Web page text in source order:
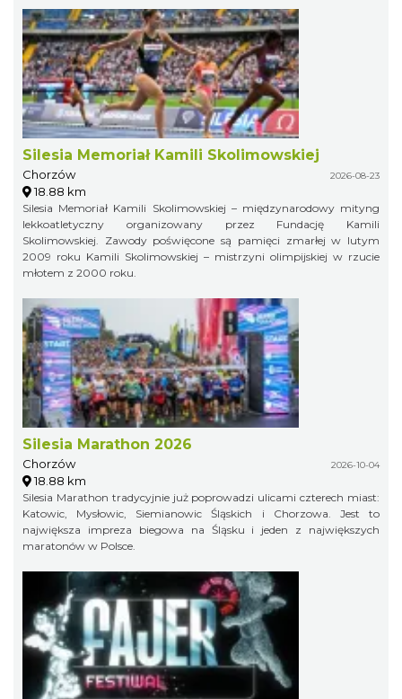
Silesia Memoriał Kamili Skolimowskiej
Chorzów 2026-08-23
18.88 km
Silesia Memoriał Kamili Skolimowskiej – międzynarodowy mityng
lekkoatletyczny organizowany przez Fundację Kamili
Skolimowskiej. Zawody poświęcone są pamięci zmarłej w lutym
2009 roku Kamili Skolimowskiej – mistrzyni olimpijskiej w rzucie
młotem z 2000 roku.
Silesia Marathon 2026
Chorzów 2026-10-04
18.88 km
Silesia Marathon tradycyjnie już poprowadzi ulicami czterech miast:
Katowic, Mysłowic, Siemianowic Śląskich i Chorzowa. Jest to
największa impreza biegowa na Śląsku i jeden z największych
maratonów w Polsce.